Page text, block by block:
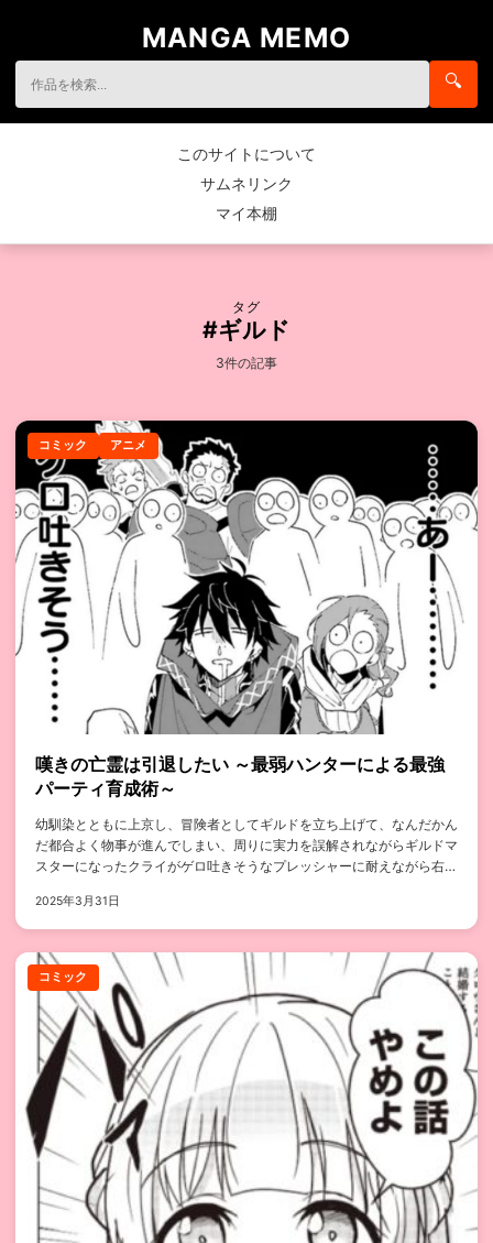
MANGA MEMO
🔍
このサイトについて
サムネリンク
マイ本棚
タグ
#ギルド
3件の記事
コミック アニメ
嘆きの亡霊は引退したい ～最弱ハンターによる最強
パーティ育成術～
幼馴染とともに上京し、冒険者としてギルドを立ち上げて、なんだかん
だ都合よく物事が進んでしまい、周りに実力を誤解されながらギルドマ
スターになったクライがゲロ吐きそうなプレッシャーに耐えながら右往
2025年3月31日
コミック